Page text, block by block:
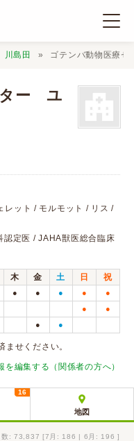
川島田 ゴテンバ動物医療
ター ユ
レット / モルモット / リス /
認定医 / JAHA獣医総合臨床
木 金 土 日
祝
● ● ● ● ●
● ●
● ●
せください。
を編集する（関係者の方へ）
16
地図
数: 73,837 [7月: 186 | 6月: 196 ]